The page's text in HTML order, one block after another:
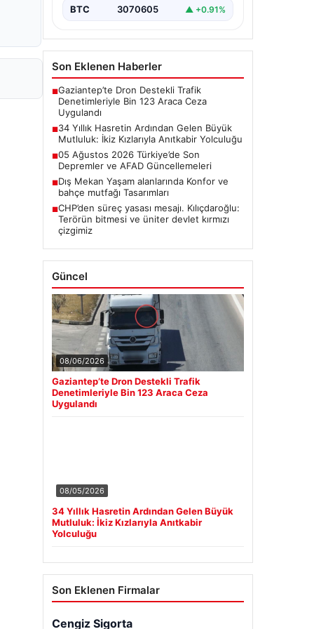
BTC 3070605 ▲ +0.91%
Son Eklenen Haberler
■Gaziantep’te Dron Destekli Trafik
Denetimleriyle Bin 123 Araca Ceza
Uygulandı
■34 Yıllık Hasretin Ardından Gelen Büyük
Mutluluk: İkiz Kızlarıyla Anıtkabir Yolculuğu
■05 Ağustos 2026 Türkiye’de Son
Depremler ve AFAD Güncellemeleri
■Dış Mekan Yaşam alanlarında Konfor ve
bahçe mutfağı Tasarımları
■CHP’den süreç yasası mesajı. Kılıçdaroğlu:
Terörün bitmesi ve üniter devlet kırmızı
çizgimiz
Güncel
08/06/2026
Gaziantep’te Dron Destekli Trafik
Denetimleriyle Bin 123 Araca Ceza
Uygulandı
08/05/2026
34 Yıllık Hasretin Ardından Gelen Büyük
Mutluluk: İkiz Kızlarıyla Anıtkabir
Yolculuğu
Son Eklenen Firmalar
Cengiz Sigorta